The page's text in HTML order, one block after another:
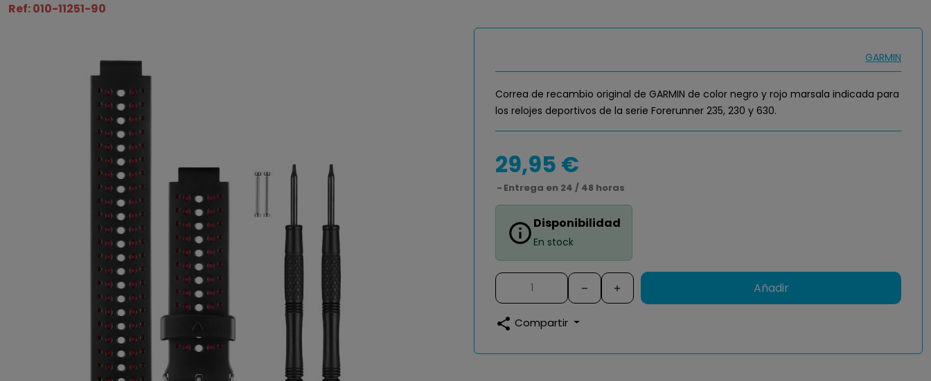
Ref:010-11251-90
GARMIN
Correa de recambio original de GARMIN de color negro y rojo marsala indicada para
los relojes deportivos de la serie Forerunner 235, 230 y 630.
29,95 €
Entrega en 24 / 48 horas
info_outlineDisponibilidad
En stock
Añadir
share Compartir